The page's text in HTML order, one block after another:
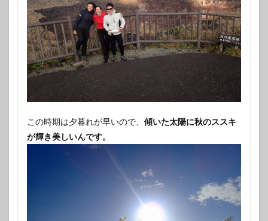
この時期は夕暮れが早いので、 傾いた太陽に秋のススキ
が輝き美しいんです。